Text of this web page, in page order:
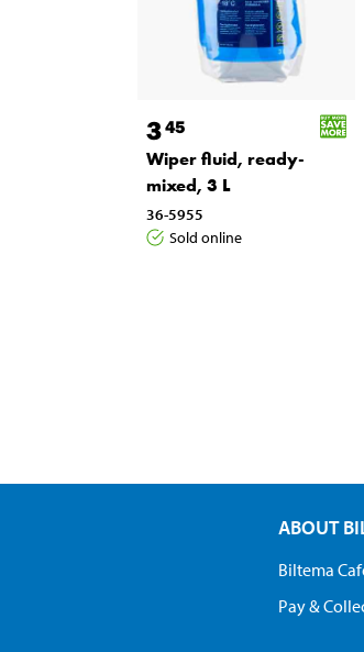
345
Wiper fluid, ready-
mixed, 3 L
36-5955
Sold online
ABOUT
Biltema
Pay &